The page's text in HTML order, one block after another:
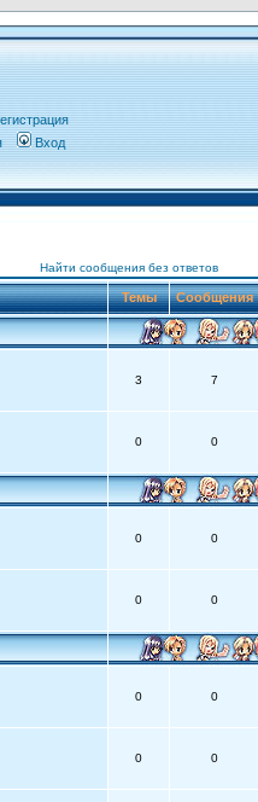
Вход
Найти сообщения без ответов
Темы Сообщения
3 7
0 0
0 0
0 0
0 0
0 0